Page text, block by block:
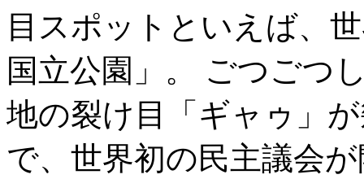
目スポットといえば、
国立公園」。 ごつごつ
地の裂け目「ギャゥ」
で、世界初の民主議会